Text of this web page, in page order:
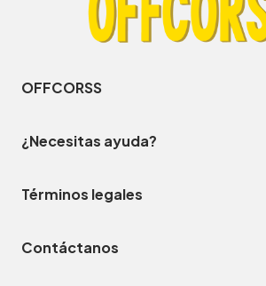
OFFCORSS
¿Necesitas ayuda?
Términos legales
Contáctanos